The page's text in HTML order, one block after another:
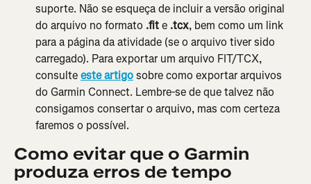
suporte. Não se esqueça de incluir a versão original
do arquivo no formato .fit e .tcx, bem como um link
para a página da atividade (se o arquivo tiver sido
carregado). Para exportar um arquivo FIT/TCX,
consulte este artigosobre como exportar arquivos
do Garmin Connect. Lembre-se de que talvez não
consigamos consertar o arquivo, mas com certeza
faremos o possível.
Como evitar que o Garmin
produza erros de tempo